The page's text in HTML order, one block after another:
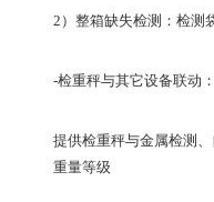
2）整箱缺失检测：检测
-检重秤与其它设备联动
提供检重秤与金属检测
重量等级